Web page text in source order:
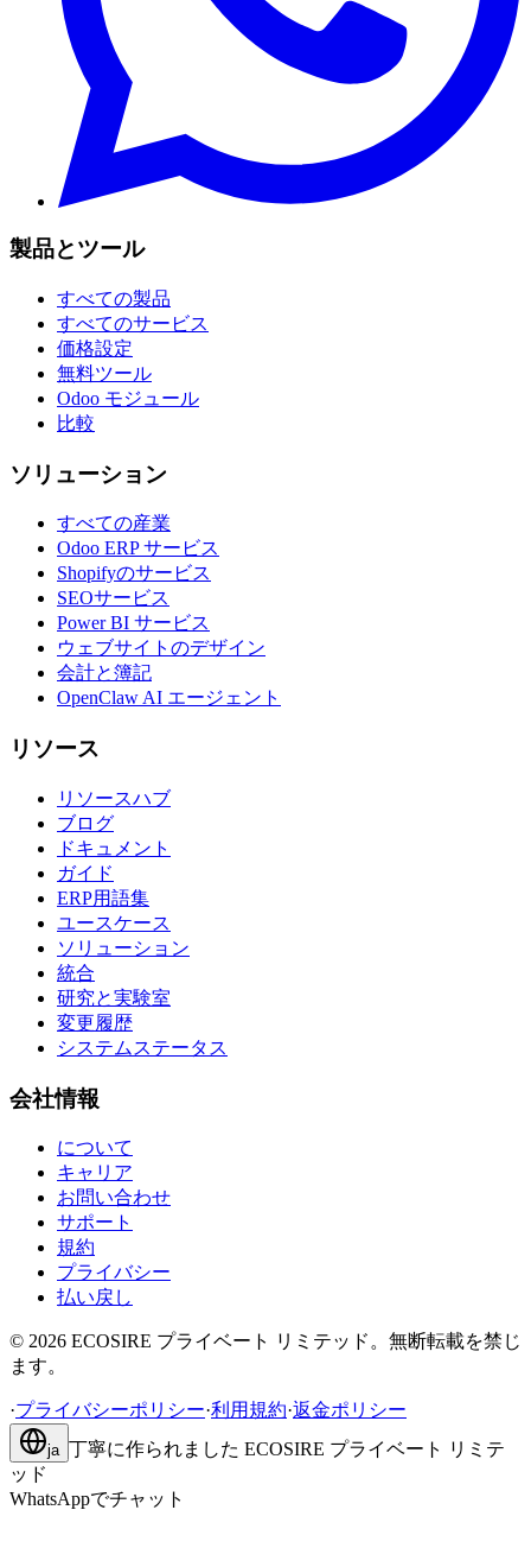
製品とツール
すべての製品
すべてのサービス
価格設定
無料ツール
Odoo モジュール
比較
ソリューション
すべての産業
Odoo ERP サービス
Shopifyのサービス
SEOサービス
Power BI サービス
ウェブサイトのデザイン
会計と簿記
OpenClaw AI エージェント
リソース
リソースハブ
ブログ
ドキュメント
ガイド
ERP用語集
ユースケース
ソリューション
統合
研究と実験室
変更履歴
システムステータス
会社情報
について
キャリア
お問い合わせ
サポート
規約
プライバシー
払い戻し
© 2026 ECOSIRE プライベート リミテッド。無断転載を禁じ
ます。
·プライバシーポリシー·利用規約·返金ポリシー
ja 丁寧に作られました ECOSIRE プライベート リミテ
ッド
WhatsAppでチャット